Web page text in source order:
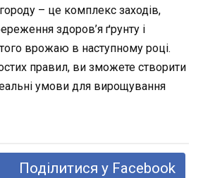
– це комплекс заходів,
здоров’я ґрунту і
врожаю в наступному році.
правил, ви зможете створити
умови для вирощування
Поділитися у Facebook